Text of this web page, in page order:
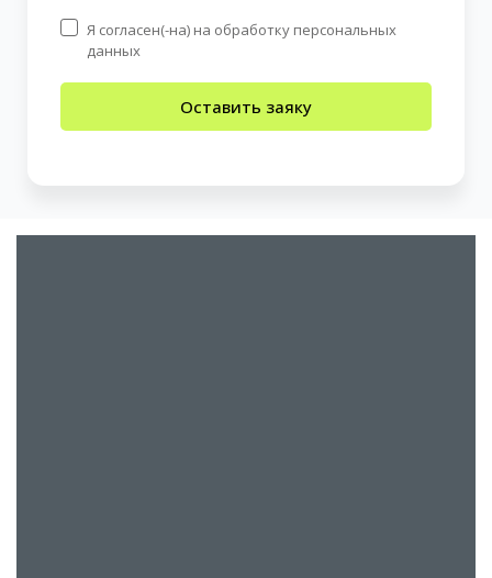
Оставить заяку
Я согласен(-на) на обработку персональных
данных